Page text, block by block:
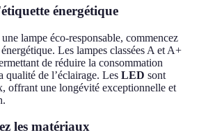
énergétique
lampe éco-responsable, commencez
Les lampes classées A et A+
de réduire la consommation
qualité de l’éclairage. Les LED sont
offrant une longévité exceptionnelle et
les matériaux